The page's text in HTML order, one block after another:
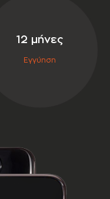
12 μήνες
Εγγύηση